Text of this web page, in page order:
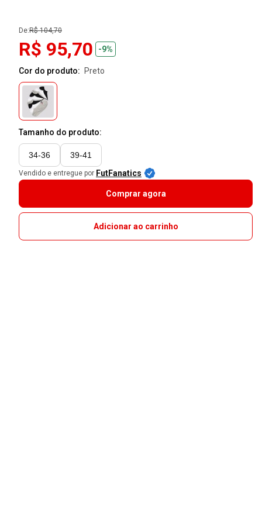
De:R$ 104,70
R$ 95,70 -9%
Cor do produto: preto
Tamanho do produto:
34-36 39-41
Vendido e entregue por FutFanatics
Comprar agora
Adicionar ao carrinho